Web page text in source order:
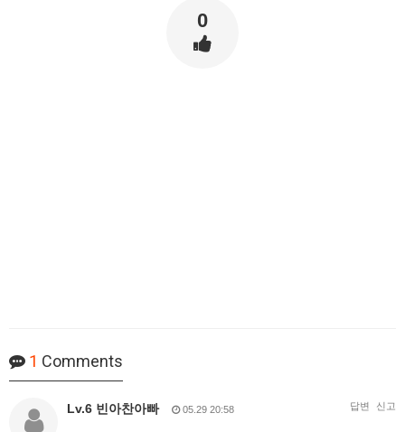
0
1 Comments
Lv.6 빈아찬아빠 05.29 20:58 답변 신고